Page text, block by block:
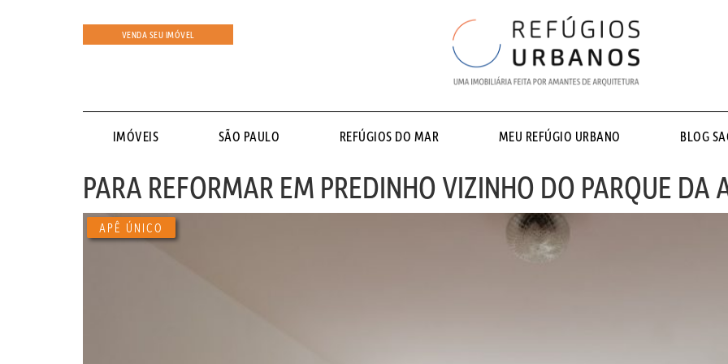
VENDA SEU IMÓVEL
IMÓVEIS SÃO PAULO REFÚGIOS DO MAR MEU REFÚGIO URBANO BLOG
PARA REFORMAR EM PREDINHO VIZINHO DO PARQUE DA
APÊ ÚNICO